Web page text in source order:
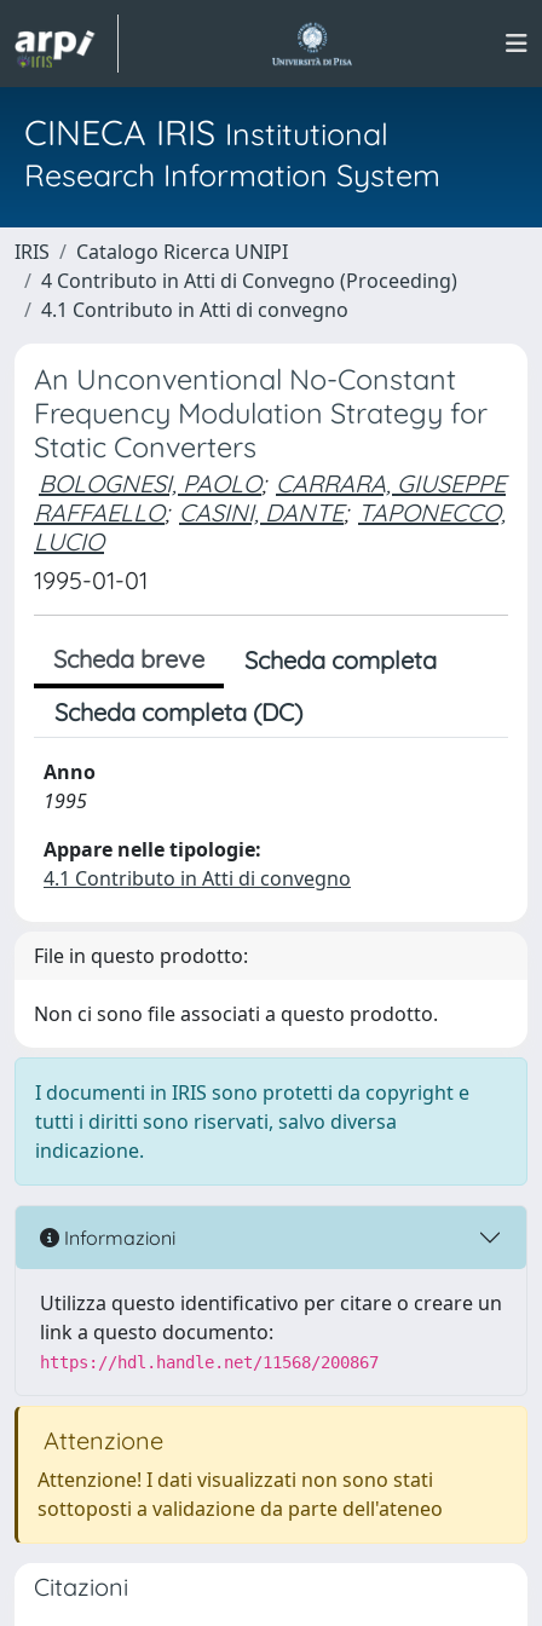
CINECA IRIS Institutional
Research Information System
IRIS
Catalogo Ricerca UNIPI
4 Contributo in Atti di Convegno (Proceeding)
4.1 Contributo in Atti di convegno
An Unconventional No-Constant
Frequency Modulation Strategy for
Static Converters
BOLOGNESI, PAOLO; CARRARA, GIUSEPPE
RAFFAELLO; CASINI, DANTE; TAPONECCO,
LUCIO
1995-01-01
Scheda breve
Scheda completa
Scheda completa (DC)
Anno
1995
Appare nelle tipologie:
4.1 Contributo in Atti di convegno
File in questo prodotto:
Non ci sono file associati a questo prodotto.
I documenti in IRIS sono protetti da copyright e
tutti i diritti sono riservati, salvo diversa
indicazione.
Informazioni
Utilizza questo identificativo per citare o creare un
link a questo documento:
https://hdl.handle.net/11568/200867
Attenzione
Attenzione! I dati visualizzati non sono stati
sottoposti a validazione da parte dell'ateneo
Citazioni